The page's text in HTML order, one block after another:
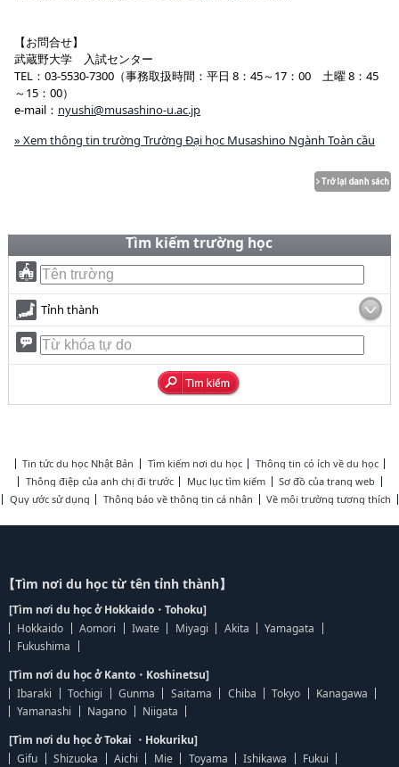
【お問合せ】
武蔵野大学 入試センター
TEL：03-5530-7300（事務取扱時間：平日 8：45～17：00 土曜 8：45
～15：00）
e-mail： nyushi@musashino-u.ac.jp
» Xem thông tin trường Trường Đại học Musashino Ngành Toàn cầu
Tìm kiếm trường học
Tỉnh thành
Tin tức du học Nhật Bản Tìm kiếm nơi du học
Thông tin có ích về du học
Thông điệp của anh chị đi trước
Mục lục tìm kiếm
Sơ đồ của trang web
Quy ước sử dụng
Thông báo về thông tin cá nhân Về môi trường tương thích
【Tìm nơi du học từ tên tỉnh thành】
[Tìm nơi du học ở Hokkaido・Tohoku]
Hokkaido
Aomori Iwate Miyagi Akita
Yamagata
Fukushima
[Tìm nơi du học ở Kanto・Koshinetsu]
Ibaraki
Tochigi Gunma Saitama Chiba Tokyo
Kanagawa
Yamanashi
Nagano
Niigata
[Tìm nơi du học ở Tokai ・Hokuriku]
Gifu
Shizuoka Aichi Mie Toyama Ishikawa
Fukui